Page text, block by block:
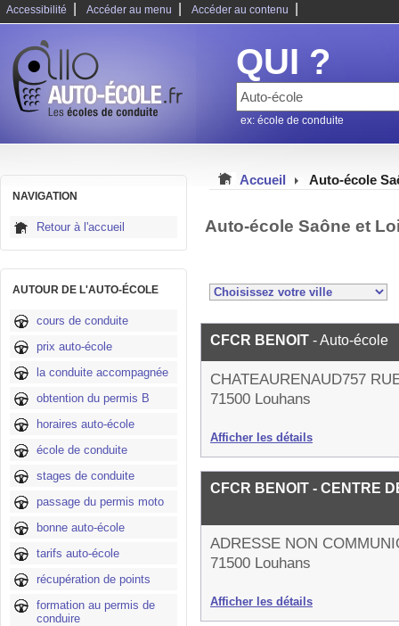
Accessibilité Accéder au menu Accéder au contenu
QUI ?
ex: école de conduite
NAVIGATION
Retour à l'accueil
AUTOUR DE L'AUTO-ÉCOLE
cours de conduite
prix auto-école
la conduite accompagnée
obtention du permis B
horaires auto-école
école de conduite
stages de conduite
passage du permis moto
bonne auto-école
tarifs auto-école
récupération de points
formation au permis de
conduire
Accueil Auto-école
Auto-école Saône et
CFCR BENOIT - Auto-école
CHATEAURENAUD757
71500 Louhans
Afficher les détails
CFCR BENOIT - CENTRE
ADRESSE NON
71500 Louhans
Afficher les détails